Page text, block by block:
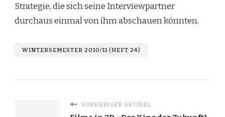
Strategie, die sich seine Interviewpartner
durchaus einmal von ihm abschauen könnten.
WINTERSEMESTER 2010/11 (HEFT 24)
VORHERIGER ARTIKEL